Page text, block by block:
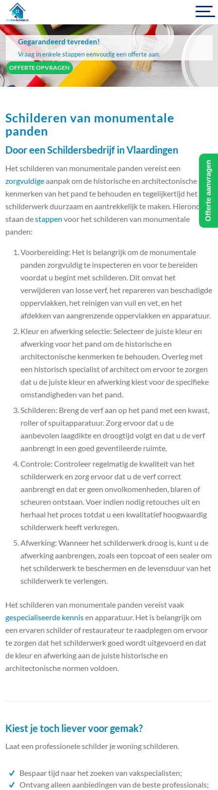
Gegarandeerd tevreden!
Vraag in enkele stappen eenvoudig een offerte aan.
OFFERTE OPVRAGEN
Schilderen van monumentale
panden
Door een Schildersbedrijf in Vlaardingen
Het schilderen van monumentale panden vereist een
zorgvuldigeaanpak om de historische en architectonische
kenmerken van het pand te behouden en tegelijkertijd het
schilderwerk duurzaam en aantrekkelijk te maken. Hieronder
staan destappen voor het schilderen van monumentale
panden:
Voorbereiding: Het is belangrijk om de monumentale
panden zorgvuldig te inspecteren en voor te bereiden
voordat u begint met schilderen. Dit omvat het
verwijderen van losse verf, het repareren van beschadigde
oppervlakken, het reinigen van vuil en vet, en het
afdekken van aangrenzende oppervlakken en apparatuur.
Kleur en afwerking selectie: Selecteer de juiste kleur en
afwerking voor het pand om de historische en
architectonische kenmerken te behouden. Overleg met
een historisch specialist of architect om ervoor te zorgen
dat u de juiste kleur en afwerking kiest voor de specifieke
omstandigheden van het pand.
Schilderen: Breng de verf aan op het pand met een kwast,
roller of spuitapparatuur. Zorg ervoor dat u de
aanbevolen laagdikte en droogtijd volgt en dat u de verf
aanbrengt in een goed geventileerde ruimte.
Controle: Controleer regelmatig de kwaliteit van het
schilderwerk en zorg ervoor dat u de verf correct
aanbrengt en dat er geen onvolkomenheden, blaren of
scheuren ontstaan. Voer indien nodig retouches uit en
herhaal het proces totdat u een kwalitatief hoogwaardig
schilderwerk heeft verkregen.
Afwerking: Wanneer het schilderwerk droog is, kunt u de
afwerking aanbrengen, zoals een topcoat of een sealer om
het schilderwerk te beschermen en de levensduur van het
schilderwerk te verlengen.
Het schilderen van monumentale panden vereist vaak
gespecialiseerde kennisen apparatuur. Het is belangrijk om
een ​​ervaren schilder of restaurateur te raadplegen om ervoor
te zorgen dat het schilderwerk goed wordt uitgevoerd en dat
de kleur en afwerking aan de juiste historische en
architectonische normen voldoen.
Kiest je toch liever voor gemak?
Laat een professionele schilder je woning schilderen.
Bespaar tijd naar het zoeken van vakspecialisten;
Ontvang alleen aanbiedingen van de beste professionals;
Offerte aanvragen